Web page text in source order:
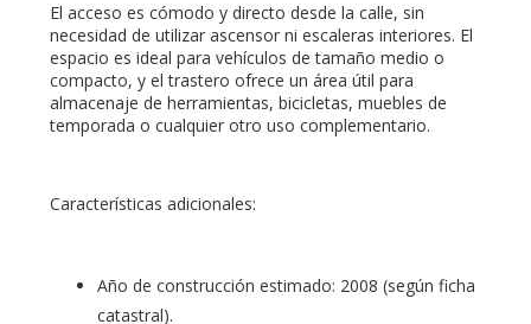
El acceso es cómodo y directo desde la calle, sin
necesidad de utilizar ascensor ni escaleras interiores. El
espacio es ideal para vehículos de tamaño medio o
compacto, y el trastero ofrece un área útil para
almacenaje de herramientas, bicicletas, muebles de
temporada o cualquier otro uso complementario.
Características adicionales:
Año de construcción estimado: 2008 (según ficha
catastral).